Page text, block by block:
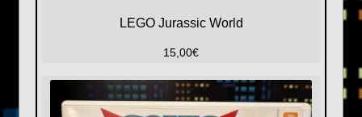
LEGO Jurassic World
15,00€